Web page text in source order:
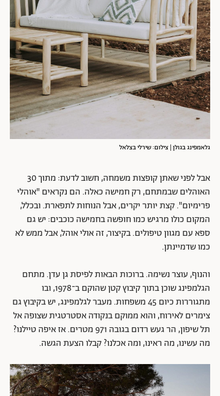
גלאמפינג בגולן | צילום: שירלי בצלאל
אבל לפני שאתן קופצות משמחה, חשוב לדעת: מתוך 30
האוהלים שבמתחם, רק חמישה כאלה. הם נקראים "אוהלי
פרימיום". קצת יותר יקרים, אבל הנוחות לתפארת. ובכלל,
המקום כולו מרגיש כמו חופשה בחמישה כוכבים: יש גם
ספא עם מגוון טיפולים. בקיצור, זה אולי אוהל, אבל ממש לא
כמו שדמיינתן.
והנוף, עוצר נשימה. ברוכות הבאות לפיסת גן עדן. מתחם
הגלמפינג שוכן בתוך קיבוץ קטן שהוקם ב־1978, ובו
מתגוררות כיום 45 משפחות. מעבר לגלמפינג, יש בקיבוץ גם
צימרים לאירוח, והוא ממוקם בנקודה אסטרטגית שצופה אל
תל שיפון, הר געש רדום בגובה 971 מטרים. אז איפה טיילנו?
מה עשינו, מה ראינו, ומה אכלנו? קבלו הצעת הגשה.